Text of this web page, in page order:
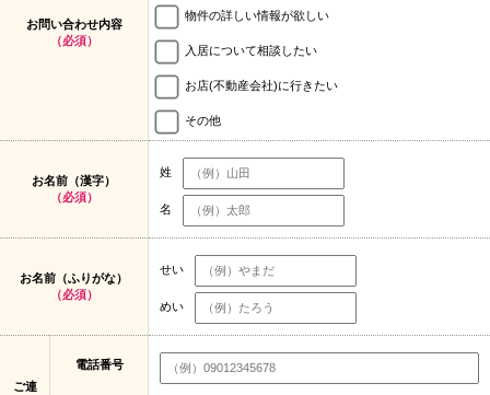
お問い合わせ内容
（必須）
物件の詳しい情報が欲しい
入居について相談したい
お店(不動産会社)に行きたい
その他
お名前（漢字）
（必須）
姓
名
お名前（ふりがな）
（必須）
せい
めい
ご連
電話番号